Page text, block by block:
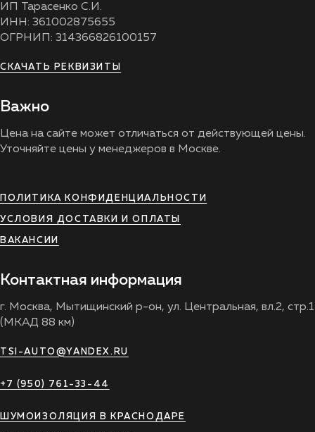
ИП Тарасенко С.И.
ИНН: 361002875655
ОГРНИП: 314366826100157
СКАЧАТЬ РЕКВИЗИТЫ
Важно
Цена на сайте может отличаться от действующей цены.
Уточняйте цены у менеджеров в Москве.
ПОЛИТИКА КОНФИДЕНЦИАЛЬНОСТИ
УСЛОВИЯ ДОСТАВКИ И ОПЛАТЫ
ВАКАНСИИ
Контактная информация
г. Москва, Мытищинский р-он, ул. Центральная, вл.2, стр.1
(МКАД 88 км)
TSI-AUTO@YANDEX.RU
+7 (950) 761-33-44
ШУМОИЗОЛЯЦИЯ В КРАСНОДАРЕ